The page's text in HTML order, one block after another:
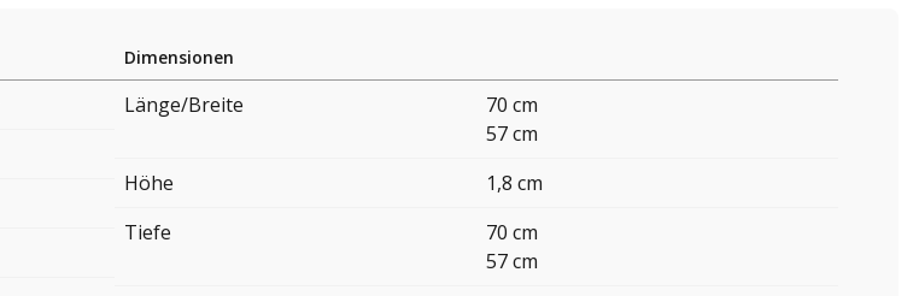
Dimensionen
Länge/Breite
70 cm
57 cm
Höhe
1,8 cm
Tiefe
70 cm
57 cm